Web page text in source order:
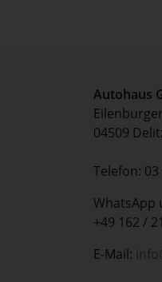
Autohaus
04509
Telefon: 03
WhatsApp
+49 162 /
E-Mail: